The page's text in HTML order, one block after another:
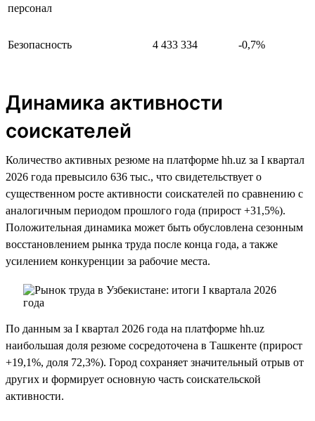
персонал
Безопасность 4 433 334 -0,7%
Динамика активности
соискателей
Количество активных резюме на платформе hh.uz за I квартал
2026 года превысило 636 тыс., что свидетельствует о
существенном росте активности соискателей по сравнению с
аналогичным периодом прошлого года (прирост +31,5%).
Положительная динамика может быть обусловлена сезонным
восстановлением рынка труда после конца года, а также
усилением конкуренции за рабочие места.
По данным за I квартал 2026 года на платформе hh.uz
наибольшая доля резюме сосредоточена в Ташкенте (прирост
+19,1%, доля 72,3%). Город сохраняет значительный отрыв от
других и формирует основную часть соискательской
активности.